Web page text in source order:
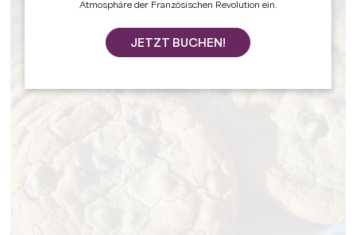
Atmosphäre der Französischen Revolution ein.
JETZT BUCHEN!